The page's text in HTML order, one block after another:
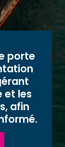
porte
et les
afin